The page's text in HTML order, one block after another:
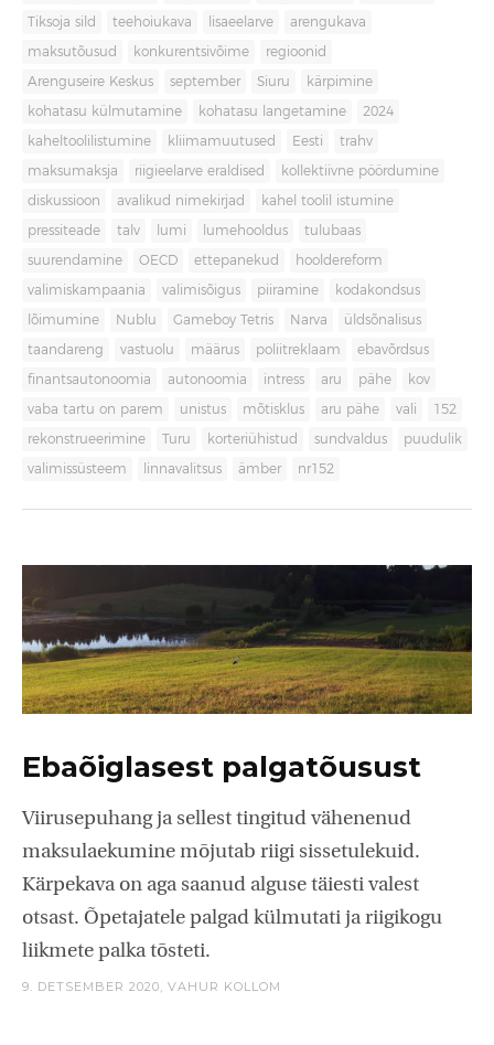
Tiksoja sild teehoiukava lisaeelarve arengukava
maksutõusud konkurentsivõime regioonid
Arenguseire Keskus september Siuru kärpimine
kohatasu külmutamine kohatasu langetamine 2024
kaheltoolilistumine kliimamuutused Eesti trahv
maksumaksja riigieelarve eraldised kollektiivne pöördumine
diskussioon avalikud nimekirjad kahel toolil istumine
pressiteade talv lumi lumehooldus tulubaas
suurendamine OECD ettepanekud hooldereform
valimiskampaania valimisõigus piiramine kodakondsus
lõimumine Nublu Gameboy Tetris Narva üldsõnalisus
taandareng vastuolu määrus poliitreklaam ebavõrdsus
finantsautonoomia autonoomia intress aru pähe kov
vaba tartu on parem unistus mõtisklus aru pähe vali 152
rekonstrueerimine Turu korteriühistud sundvaldus puudulik
valimissüsteem linnavalitsus ämber nr152
Ebaõiglasest palgatõusust
Viirusepuhang ja sellest tingitud vähenenud
maksulaekumine mõjutab riigi sissetulekuid.
Kärpekava on aga saanud alguse täiesti valest
otsast. Õpetajatele palgad külmutati ja riigikogu
liikmete palka tõsteti.
9. DETSEMBER 2020, VAHUR KOLLOM